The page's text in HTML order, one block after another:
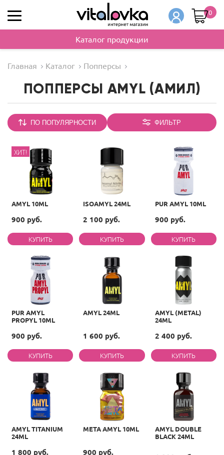
0
Каталог продукции
Главная Каталог Попперсы
ПОППЕРСЫ AMYL (АМИЛ)
ПО ПОПУЛЯРНОСТИ ФИЛЬТР
ХИТ!
AMYL 10ML
900 руб.
ISOAMYL 24ML
2 100 руб.
PUR AMYL 10ML
900 руб.
PUR AMYL
PROPYL 10ML
900 руб.
AMYL 24ML
1 600 руб.
AMYL (METAL)
24ML
2 400 руб.
AMYL TITANIUM
24ML
1 800 руб.
META AMYL 10ML
900 руб.
AMYL DOUBLE
BLACK 24ML